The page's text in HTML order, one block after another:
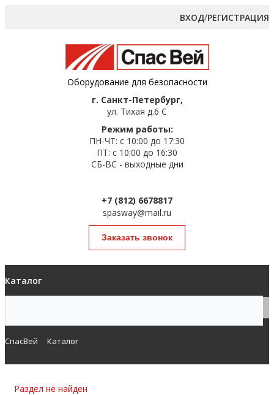
ВХОД/РЕГИСТРАЦИЯ
Оборудование для безопасности
г. Санкт-Петербург,
ул. Тихая д.6 С
Режим работы:
ПН-ЧТ: с 10:00 до 17:30
ПТ: с 10:00 до 16:30
СБ-ВС - выходные дни
+7 (812) 6678817
spasway@mail.ru
Заказать звонок
Каталог
СпасВей Каталог
Раздел не найден